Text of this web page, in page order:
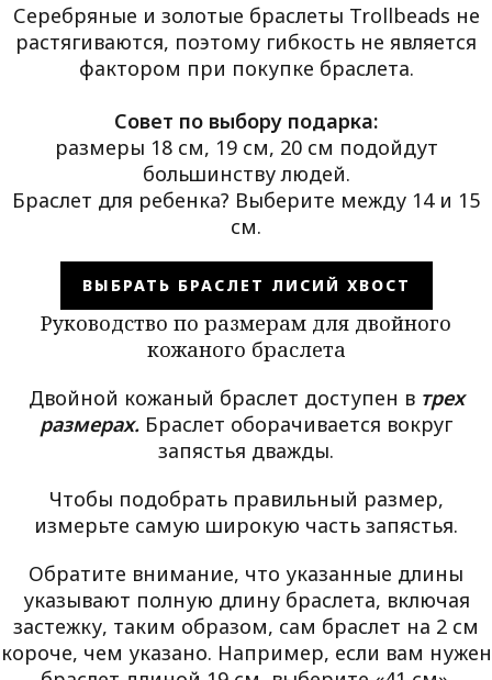
Серебряные и золотые браслеты Trollbeads не
растягиваются, поэтому гибкость не является
фактором при покупке браслета.
Совет по выбору подарка:
размеры 18 см, 19 см, 20 см подойдут
большинству людей.
Браслет для ребенка? Выберите между 14 и 15
см.
ВЫБРАТЬ БРАСЛЕТ ЛИСИЙ ХВОСТ
Руководство по размерам для двойного
кожаного браслета
Двойной кожаный браслет доступен в трех
размерах. Браслет оборачивается вокруг
запястья дважды.
Чтобы подобрать правильный размер,
измерьте самую широкую часть запястья.
Обратите внимание, что указанные длины
указывают полную длину браслета, включая
застежку, таким образом, сам браслет на 2 см
короче, чем указано. Например, если вам нужен